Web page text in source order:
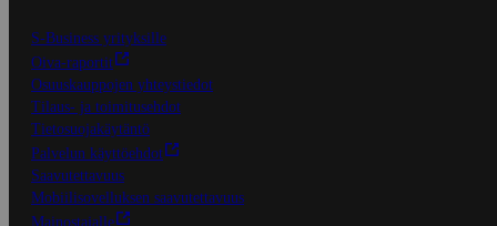
S-Business yrityksille
Oiva-raportit
Osuuskauppojen yhteystiedot
Tilaus- ja toimitusehdot
Tietosuojakäytäntö
Palvelun käyttöehdot
Saavutettavuus
Mobiilisovelluksen saavutettavuus
Mainostajalle